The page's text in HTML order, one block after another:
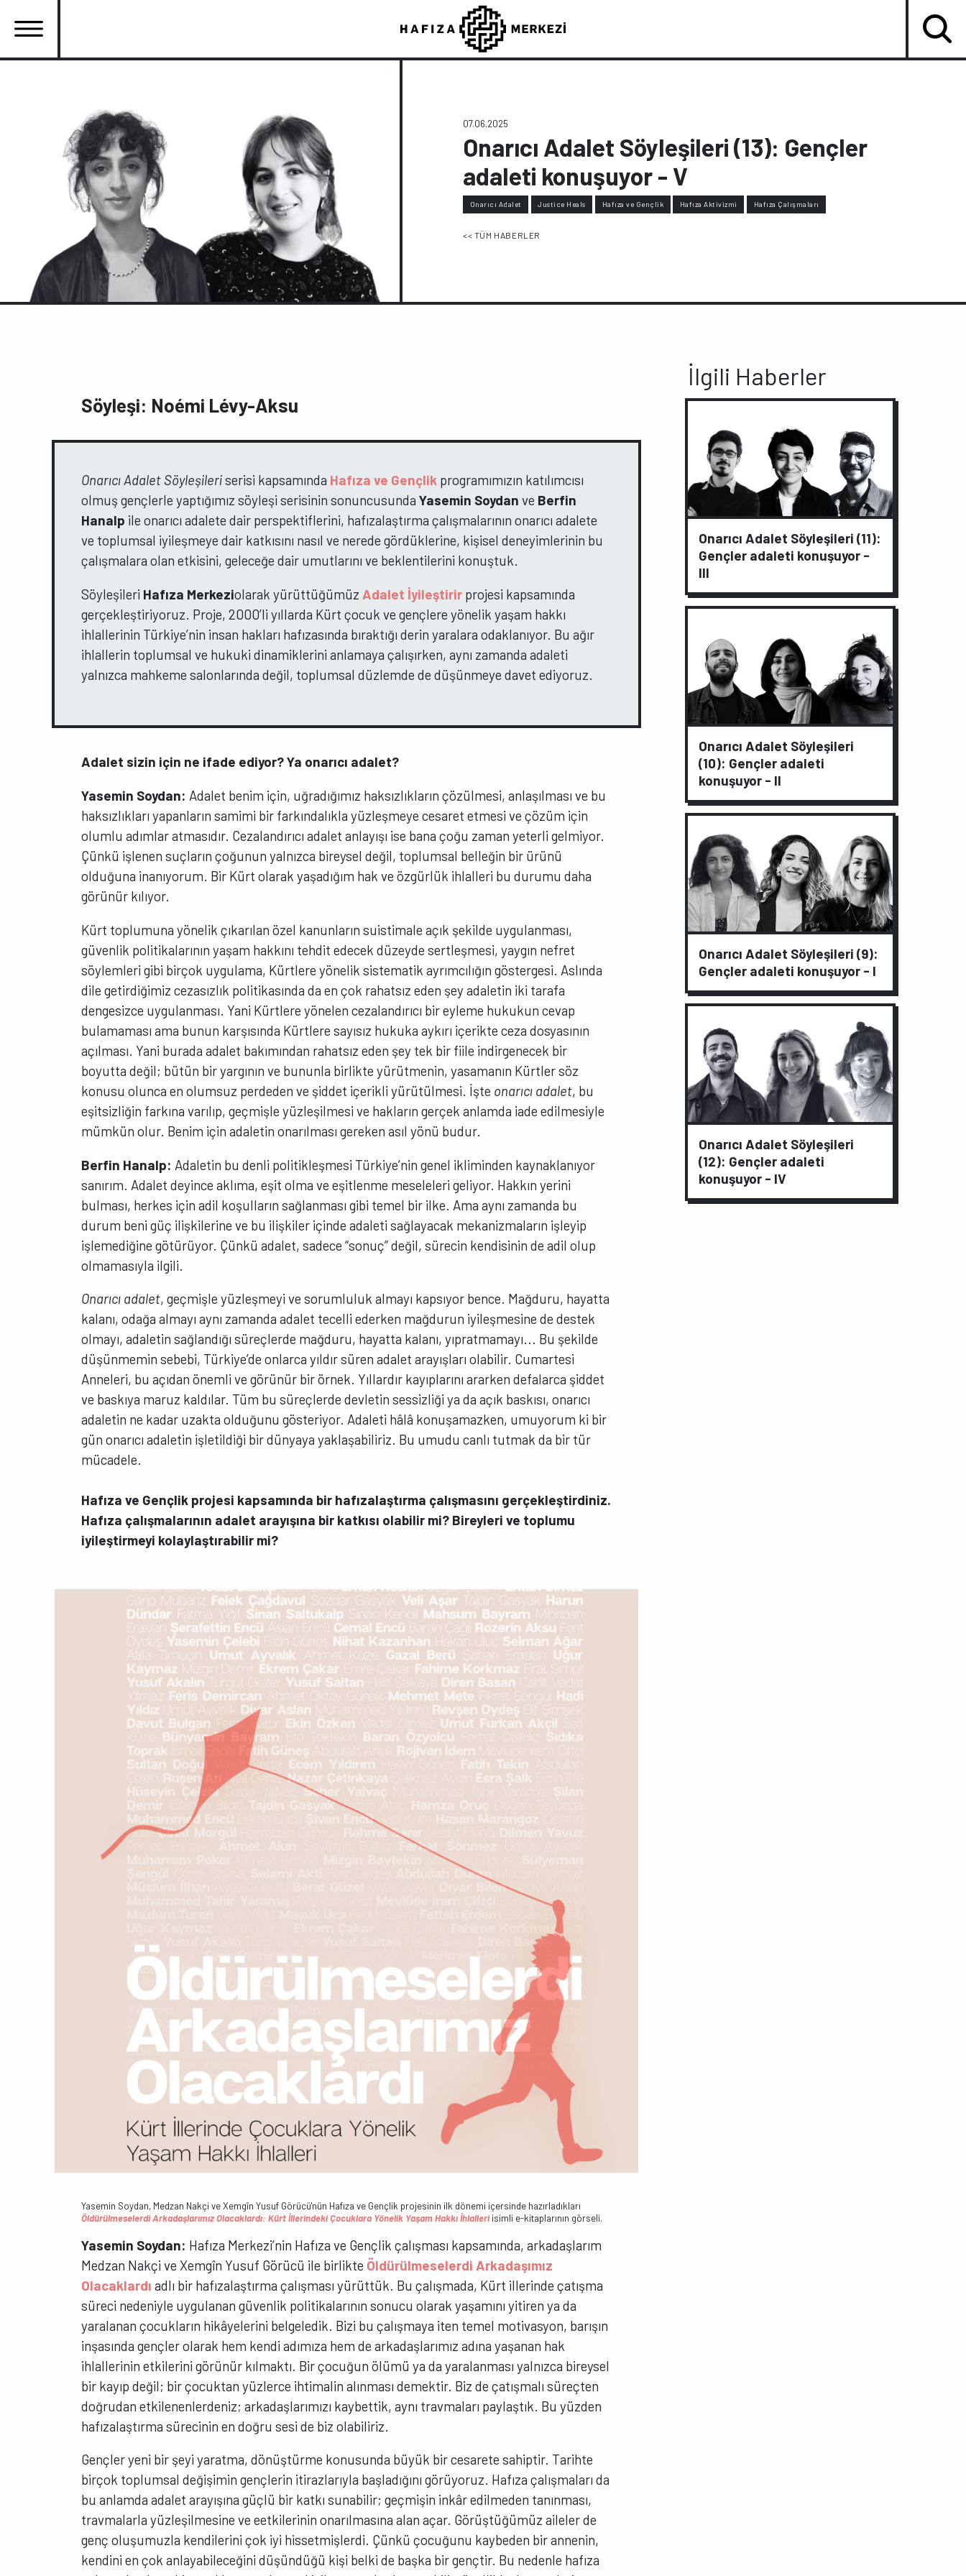
atla
menüsü
07.06.2025
Onarıcı Adalet Söyleşileri (13): Gençler
adaleti konuşuyor - V
Onarıcı Adalet Justice Heals Hafıza ve Gençlik Hafıza Aktivizmi Hafıza Çalışmaları
<< TÜM HABERLER
Söyleşi: Noémi Lévy-Aksu
Onarıcı Adalet Söyleşileriserisi kapsamında Hafıza ve Gençlik programımızın katılımcısı
olmuş gençlerle yaptığımız söyleşi serisinin sonuncusundaYasemin Soydanve Berfin
Hanalp ile onarıcı adalete dair perspektiflerini, hafızalaştırma çalışmalarının onarıcı adalete
ve toplumsal iyileşmeye dair katkısını nasıl ve nerede gördüklerine, kişisel deneyimlerinin bu
çalışmalara olan etkisini, geleceğe dair umutlarını ve beklentilerini konuştuk.
Söyleşileri Hafıza Merkeziolarak yürüttüğümüz Adalet İyileştirir projesi kapsamında
gerçekleştiriyoruz. Proje, 2000’li yıllarda Kürt çocuk ve gençlere yönelik yaşam hakkı
ihlallerinin Türkiye’nin insan hakları hafızasında bıraktığı derin yaralara odaklanıyor. Bu ağır
ihlallerin toplumsal ve hukuki dinamiklerini anlamaya çalışırken, aynı zamanda adaleti
yalnızca mahkeme salonlarında değil, toplumsal düzlemde de düşünmeye davet ediyoruz.
Adalet sizin için ne ifade ediyor? Ya onarıcı adalet?
Yasemin Soydan: Adalet benim için, uğradığımız haksızlıkların çözülmesi, anlaşılması ve bu
haksızlıkları yapanların samimi bir farkındalıkla yüzleşmeye cesaret etmesi ve çözüm için
olumlu adımlar atmasıdır. Cezalandırıcı adalet anlayışı ise bana çoğu zaman yeterli gelmiyor.
Çünkü işlenen suçların çoğunun yalnızca bireysel değil, toplumsal belleğin bir ürünü
olduğuna inanıyorum. Bir Kürt olarak yaşadığım hak ve özgürlük ihlalleri bu durumu daha
görünür kılıyor.
Kürt toplumuna yönelik çıkarılan özel kanunların suistimale açık şekilde uygulanması,
güvenlik politikalarının yaşam hakkını tehdit edecek düzeyde sertleşmesi, yaygın nefret
söylemleri gibi birçok uygulama, Kürtlere yönelik sistematik ayrımcılığın göstergesi. Aslında
dile getirdiğimiz cezasızlık politikasında da en çok rahatsız eden şey adaletin iki tarafa
dengesizce uygulanması. Yani Kürtlere yönelen cezalandırıcı bir eyleme hukukun cevap
bulamaması ama bunun karşısında Kürtlere sayısız hukuka aykırı içerikte ceza dosyasının
açılması. Yani burada adalet bakımından rahatsız eden şey tek bir fiile indirgenecek bir
boyutta değil; bütün bir yargının ve bununla birlikte yürütmenin, yasamanın Kürtler söz
konusu olunca en olumsuz perdeden ve şiddet içerikli yürütülmesi. İşte onarıcı adalet, bu
eşitsizliğin farkına varılıp, geçmişle yüzleşilmesi ve hakların gerçek anlamda iade edilmesiyle
mümkün olur. Benim için adaletin onarılması gereken asıl yönü budur.
Berfin Hanalp: Adaletin bu denli politikleşmesi Türkiye’nin genel ikliminden kaynaklanıyor
sanırım. Adalet deyince aklıma, eşit olma ve eşitlenme meseleleri geliyor. Hakkın yerini
bulması, herkes için adil koşulların sağlanması gibi temel bir ilke. Ama aynı zamanda bu
durum beni güç ilişkilerine ve bu ilişkiler içinde adaleti sağlayacak mekanizmaların işleyip
işlemediğine götürüyor. Çünkü adalet, sadece “sonuç” değil, sürecin kendisinin de adil olup
olmamasıyla ilgili.
Onarıcı adalet, geçmişle yüzleşmeyi ve sorumluluk almayı kapsıyor bence. Mağduru, hayatta
kalanı, odağa almayı aynı zamanda adalet tecelli ederken mağdurun iyileşmesine de destek
olmayı, adaletin sağlandığı süreçlerde mağduru, hayatta kalanı, yıpratmamayı... Bu şekilde
düşünmemin sebebi, Türkiye’de onlarca yıldır süren adalet arayışları olabilir. Cumartesi
Anneleri, bu açıdan önemli ve görünür bir örnek. Yıllardır kayıplarını ararken defalarca şiddet
ve baskıya maruz kaldılar. Tüm bu süreçlerde devletin sessizliği ya da açık baskısı, onarıcı
adaletin ne kadar uzakta olduğunu gösteriyor. Adaleti hâlâ konuşamazken, umuyorum ki bir
gün onarıcı adaletin işletildiği bir dünyaya yaklaşabiliriz. Bu umudu canlı tutmak da bir tür
mücadele.
Hafıza ve Gençlik projesi kapsamında bir hafızalaştırma çalışmasını gerçekleştirdiniz.
Hafıza çalışmalarının adalet arayışına bir katkısı olabilir mi? Bireyleri ve toplumu
iyileştirmeyi kolaylaştırabilir mi?
Yasemin Soydan, Medzan Nakçi ve Xemgîn Yusuf Görücü'nün Hafıza ve Gençlik projesinin ilk dönemi içersinde hazırladıkları
Öldürülmeselerdi Arkadaşlarımız Olacaklardı: Kürt İllerindeki Çocuklara Yönelik Yaşam Hakkı İhlalleriisimli e-kitaplarının görseli.
Yasemin Soydan: Hafıza Merkezi’nin Hafıza ve Gençlik çalışması kapsamında, arkadaşlarım
Medzan Nakçi ve Xemgîn Yusuf Görücü ile birlikte Öldürülmeselerdi Arkadaşımız
Olacaklardı adlı bir hafızalaştırma çalışması yürüttük. Bu çalışmada, Kürt illerinde çatışma
süreci nedeniyle uygulanan güvenlik politikalarının sonucu olarak yaşamını yitiren ya da
yaralanan çocukların hikâyelerini belgeledik. Bizi bu çalışmaya iten temel motivasyon, barışın
inşasında gençler olarak hem kendi adımıza hem de arkadaşlarımız adına yaşanan hak
ihlallerinin etkilerini görünür kılmaktı. Bir çocuğun ölümü ya da yaralanması yalnızca bireysel
bir kayıp değil; bir çocuktan yüzlerce ihtimalin alınması demektir. Biz de çatışmalı süreçten
doğrudan etkilenenlerdeniz; arkadaşlarımızı kaybettik, aynı travmaları paylaştık. Bu yüzden
hafızalaştırma sürecinin en doğru sesi de biz olabiliriz.
Gençler yeni bir şeyi yaratma, dönüştürme konusunda büyük bir cesarete sahiptir. Tarihte
birçok toplumsal değişimin gençlerin itirazlarıyla başladığını görüyoruz. Hafıza çalışmaları da
bu anlamda adalet arayışına güçlü bir katkı sunabilir; geçmişin inkâr edilmeden tanınması,
travmalarla yüzleşilmesine ve eetkilerinin onarılmasına alan açar. Görüştüğümüz aileler de
genç oluşumuzla kendilerini çok iyi hissetmişlerdi. Çünkü çocuğunu kaybeden bir annenin,
kendini en çok anlayabileceğini düşündüğü kişi belki de başka bir gençtir. Bu nedenle hafıza
İlgili Haberler
Onarıcı Adalet Söyleşileri (11):
Gençler adaleti konuşuyor -
III
Onarıcı Adalet Söyleşileri
(10): Gençler adaleti
konuşuyor - II
Onarıcı Adalet Söyleşileri (9):
Gençler adaleti konuşuyor - I
Onarıcı Adalet Söyleşileri
(12): Gençler adaleti
konuşuyor - IV